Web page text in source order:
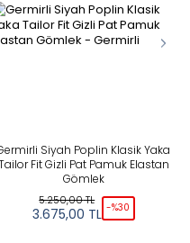
Siyah Poplin Klasik Yaka
Fit Gizli Pat Pamuk Elastan
Gömlek
5.250,00TL
3.675,00 TL -%30